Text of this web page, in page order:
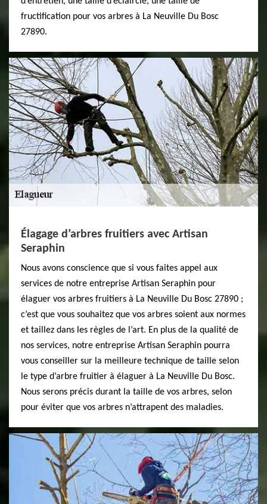
fructification pour vos arbres à La Neuville Du Bosc
27890.
Élagage d’arbres fruitiers avec Artisan
Seraphin
Nous avons conscience que si vous faites appel aux
services de notre entreprise Artisan Seraphin pour
élaguer vos arbres fruitiers à La Neuville Du Bosc 27890 ;
c’est que vous souhaitez que vos arbres soient aux normes
et taillez dans les règles de l’art. En plus de la qualité de
nos services, notre entreprise Artisan Seraphin pourra
vous conseiller sur la meilleure technique de taille selon
le type d’arbre fruitier à élaguer à La Neuville Du Bosc.
Nous serons précis durant la taille de vos arbres, selon
pour éviter que vos arbres n’attrapent des maladies.